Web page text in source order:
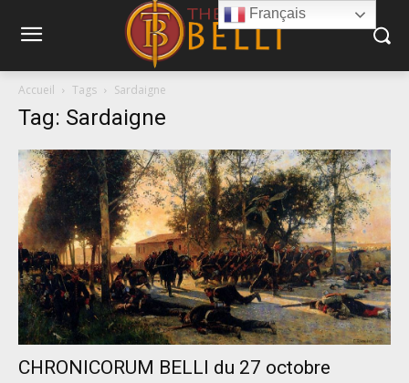
Accueil Tags Sardaigne
Tag: Sardaigne
CHRONICORUM BELLI du 27 octobre
Français